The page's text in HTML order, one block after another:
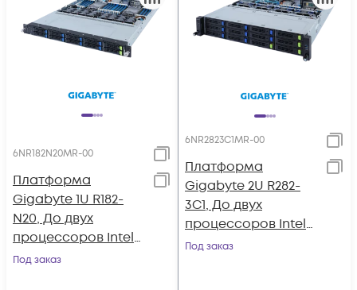
6NR182N20MR-00
Платформа
Gigabyte 1U R182-
N20, До двух
процессоров Intel
Xeon Scalable Gen3,
Под заказ
6NR2823C1MR-00
Платформа
Gigabyte 2U R282-
3C1, До двух
процессоров Intel
Xeon Scalable Gen3,
Под заказ